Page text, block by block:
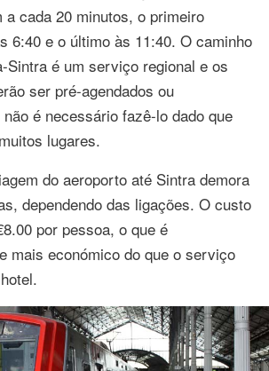
cada 20 minutos, o primeiro
6:40 e o último às 11:40. O caminho
Sintra é um serviço regional e os
ser pré-agendados ou
é necessário fazê-lo dado que
lugares.
do aeroporto até Sintra demora
dependendo das ligações. O custo
por pessoa, o que é
mais económico do que o serviço